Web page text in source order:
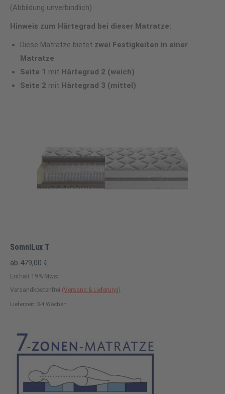
(Abbildung unverbindlich)
Hinweis zum Härtegrad bei dieser Matratze:
Diese Matratze bietet zwei Festigkeiten in einer
Matratze
Seite 1 mit Härtegrad 2 (weich)
Seite 2 mit Härtegrad 3 (mittel)
SomniLux T
ab 479,00 €
Enthält 19% Mwst.
Versandkostenfrei (Versand & Lieferung)
Lieferzeit: 3-4 Wochen